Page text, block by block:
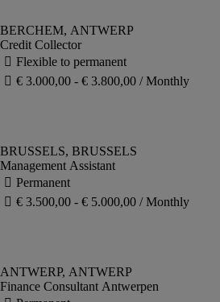
Credit Collector
Management Assistant
Finance Consultant Antwerpen